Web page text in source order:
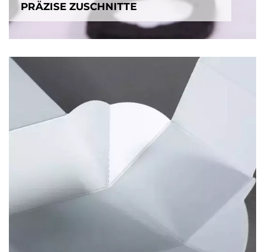
PRÄZISE ZUSCHNITTE